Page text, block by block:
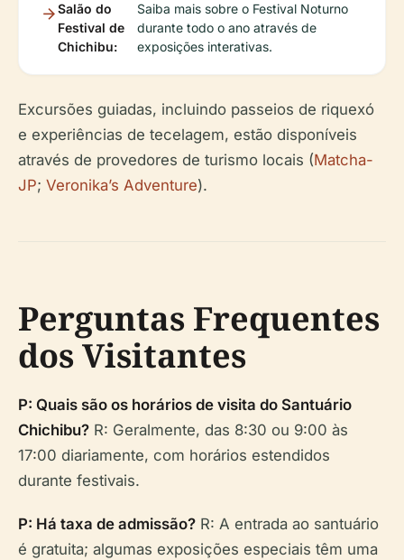
Salão do
Festival de
Chichibu:
Saiba mais sobre o Festival Noturno
durante todo o ano através de
exposições interativas.
Excursões guiadas, incluindo passeios de riquexó
e experiências de tecelagem, estão disponíveis
através de provedores de turismo locais (Matcha-
JP; Veronika’s Adventure).
Perguntas Frequentes
dos Visitantes
P: Quais são os horários de visita do Santuário
Chichibu? R: Geralmente, das 8:30 ou 9:00 às
17:00 diariamente, com horários estendidos
durante festivais.
P: Há taxa de admissão? R: A entrada ao santuário
é gratuita; algumas exposições especiais têm uma